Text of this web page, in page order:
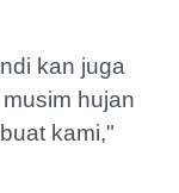
kan juga
hujan
kami,"